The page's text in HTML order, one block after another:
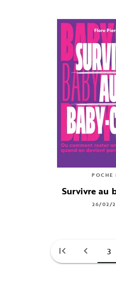
POCHE
Survivre au
26/02/
first_page chevron_left 3